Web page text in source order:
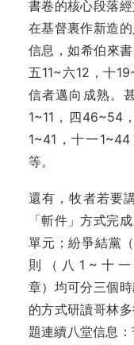
書卷的核心段落
在基督裏作新造
信息，如希伯來
五11~六12，十
信者邁向成熟。
1~11，四46~54
1~41，十一
等。
還有，牧者若要
「斬件」方式完
單元；紛爭結黨
則 （ 八 1 ~ 十
章）均可分三個
的方式研讀哥林
題連續八堂信息